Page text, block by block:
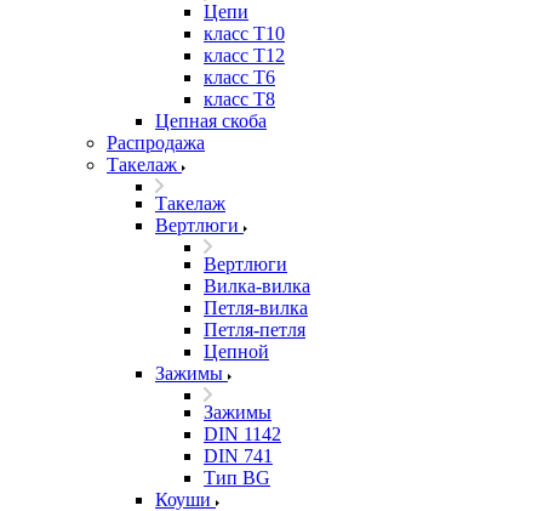
Цепи
класс Т10
класс Т12
класс Т6
класс Т8
Цепная скоба
Распродажа
Такелаж
Такелаж
Вертлюги
Вертлюги
Вилка-вилка
Петля-вилка
Петля-петля
Цепной
Зажимы
Зажимы
DIN 1142
DIN 741
Тип BG
Коуши